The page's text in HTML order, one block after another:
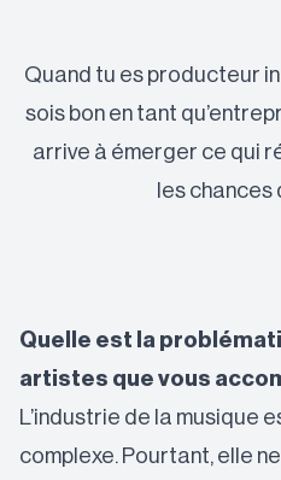
Quand tu es producteur
sois bon en tant
arrive à émerger ce qui
les chances
Quelle est la
artistes que vous
L’industrie de la musique
complexe. Pourtant, elle